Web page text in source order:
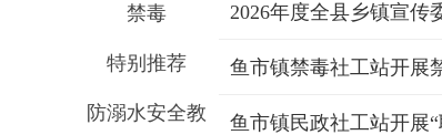
禁毒
特别推荐
防溺水安全教
2026年度全县乡镇宣传
鱼市镇禁毒社工站开展
鱼市镇民政社工站开展